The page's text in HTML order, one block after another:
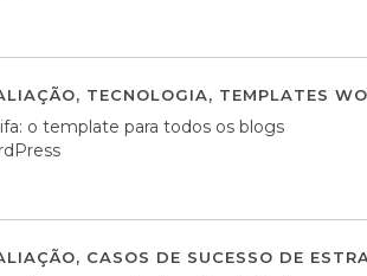
, TECNOLOGIA, TEMPLATES
o template para todos os blogs
, CASOS DE SUCESSO DE